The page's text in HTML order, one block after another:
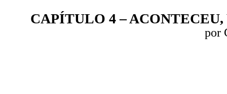
CAPÍTULO 4 –
por